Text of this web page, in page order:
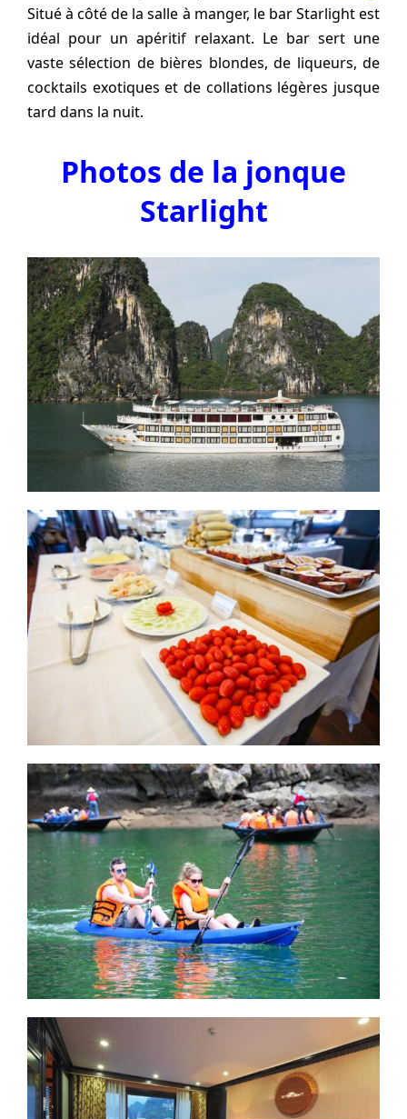
Situé à côté de la salle à manger, le bar Starlight est
idéal pour un apéritif relaxant. Le bar sert une
vaste sélection de bières blondes, de liqueurs, de
cocktails exotiques et de collations légères jusque
tard dans la nuit.
Photos de la jonque
Starlight